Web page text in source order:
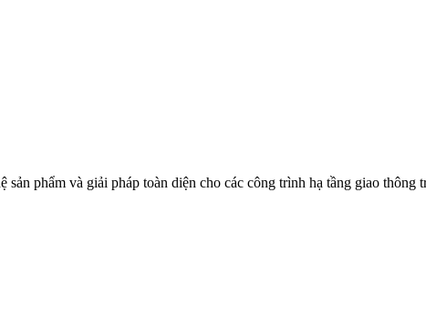
phẩm và giải pháp toàn diện cho các công trình hạ tầng giao